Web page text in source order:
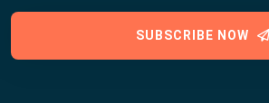
SUBSCRIBE NOW